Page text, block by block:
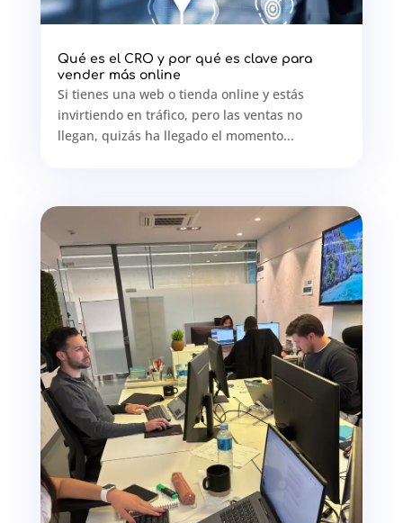
Qué es el CRO y por qué es clave para
vender más online
Si tienes una web o tienda online y estás
invirtiendo en tráfico, pero las ventas no
llegan, quizás ha llegado el momento...